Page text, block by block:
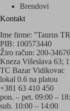
Brendovi
Kontakt
Ime firme: ''Taurus
PIB: 100573440
Žiro račun: 200-
Kneza Višeslava 63;
TC Bazar Vidikovac
lokal 0.6 na platou
+381 63 410 450
pon. – pet. 09:00 –
sub. 10:00 – 14:00